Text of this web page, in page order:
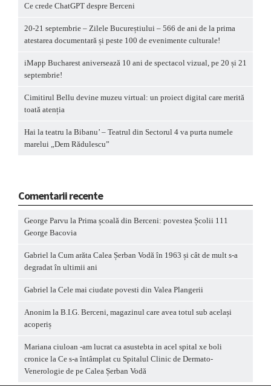
Ce crede ChatGPT despre Berceni
20-21 septembrie – Zilele Bucureștiului – 566 de ani de la prima
atestarea documentară și peste 100 de evenimente culturale!
iMapp Bucharest aniversează 10 ani de spectacol vizual, pe 20 și 21
septembrie!
Cimitirul Bellu devine muzeu virtual: un proiect digital care merită
toată atenția
Hai la teatru la Bibanu’ – Teatrul din Sectorul 4 va purta numele
marelui „Dem Rădulescu”
Comentarii recente
George Parvu la Prima școală din Berceni: povestea Școlii 111
George Bacovia
Gabriel la Cum arăta Calea Șerban Vodă în 1963 și cât de mult s-a
degradat în ultimii ani
Gabriel la Cele mai ciudate povesti din Valea Plangerii
Anonim la B.I.G. Berceni, magazinul care avea totul sub același
acoperiș
Mariana ciuloan -am lucrat ca asustebta in acel spital xe boli
cronice la Ce s-a întâmplat cu Spitalul Clinic de Dermato-
Venerologie de pe Calea Șerban Vodă